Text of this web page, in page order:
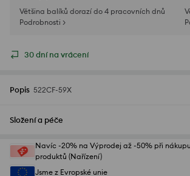
Většina balíků dorazí do 4 pracovních dnů
Podrobnosti >
30 dní na vrácení
Popis 522CF-59X
Složení a péče
Navíc -20% na Výprodej až -50% při
produktů (Nařízení)
Jsme z Evropské unie